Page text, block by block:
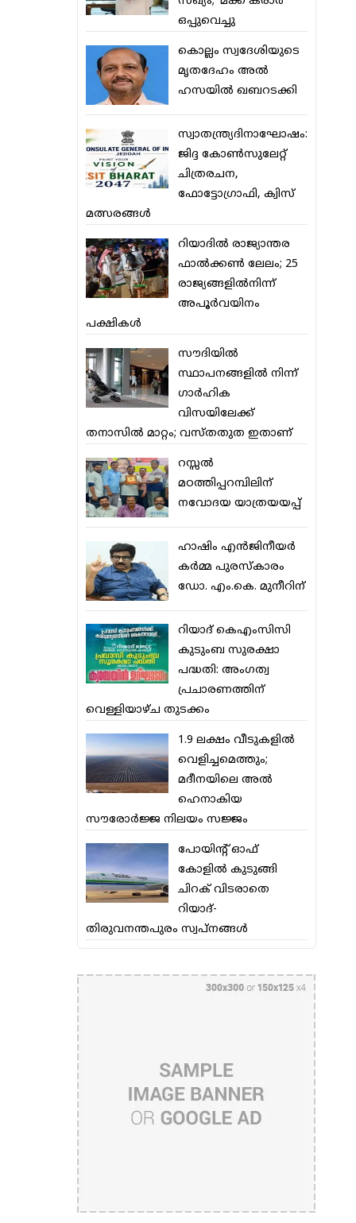
ഒപ്പുവെച്ചു
കൊല്ലം സ്വദേശിയുടെ
മൃതദേഹം അല്‍
ഹസയില്‍ ഖബറടക്കി
സ്വാതന്ത്ര്യദിനാഘോഷം:
ജിദ്ദ കോണ്‍സുലേറ്റ്
ചിത്രരചന,
ഫോട്ടോഗ്രാഫി, ക്വിസ്
മത്സരങ്ങള്‍
റിയാദില്‍ രാജ്യാന്തര
ഫാല്‍ക്കണ്‍ ലേലം; 25
രാജ്യങ്ങളില്‍നിന്ന്
അപൂര്‍വയിനം
പക്ഷികള്‍
സൗദിയില്‍
സ്ഥാപനങ്ങളില്‍ നിന്ന്
ഗാര്‍ഹിക
വിസയിലേക്ക്
തനാസില്‍ മാറ്റം; വസ്തതുത ഇതാണ്
റസ്സല്‍
മഠത്തിപ്പറമ്പിലിന്
നവോദയ യാത്രയയപ്പ്
ഹാഷിം എന്‍ജിനീയര്‍
കര്‍മ്മ പുരസ്‌കാരം
ഡോ. എം.കെ. മുനീറിന്
റിയാദ് കെഎംസിസി
കുടുംബ സുരക്ഷാ
പദ്ധതി: അംഗത്വ
പ്രചാരണത്തിന്
വെള്ളിയാഴ്ച തുടക്കം
1.9 ലക്ഷം വീടുകളില്‍
വെളിച്ചമെത്തും;
മദീനയിലെ അല്‍
ഹെനാകിയ
സൗരോര്‍ജ്ജ നിലയം സജ്ജം
പോയിന്റ് ഓഫ്
കോളില്‍ കുടുങ്ങി
ചിറക് വിടരാതെ
റിയാദ്-
തിരുവനന്തപുരം സ്വപ്നങ്ങള്‍